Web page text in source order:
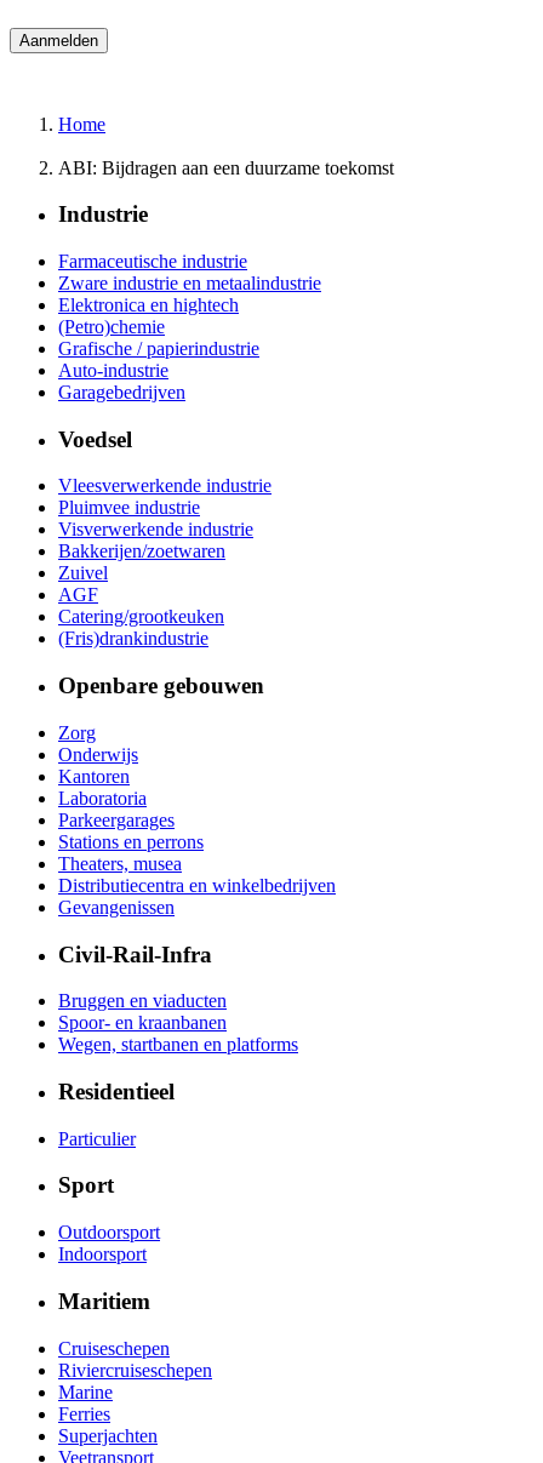
Home
ABI: Bijdragen aan een duurzame toekomst
Industrie
Farmaceutische industrie
Zware industrie en metaalindustrie
Elektronica en hightech
(Petro)chemie
Grafische / papierindustrie
Auto-industrie
Garagebedrijven
Voedsel
Vleesverwerkende industrie
Pluimvee industrie
Visverwerkende industrie
Bakkerijen/zoetwaren
Zuivel
AGF
Catering/grootkeuken
(Fris)drankindustrie
Openbare gebouwen
Zorg
Onderwijs
Kantoren
Laboratoria
Parkeergarages
Stations en perrons
Theaters, musea
Distributiecentra en winkelbedrijven
Gevangenissen
Civil-Rail-Infra
Bruggen en viaducten
Spoor- en kraanbanen
Wegen, startbanen en platforms
Residentieel
Particulier
Sport
Outdoorsport
Indoorsport
Maritiem
Cruiseschepen
Riviercruiseschepen
Marine
Ferries
Superjachten
Veetransport